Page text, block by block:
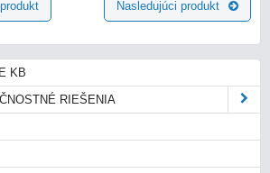
Nasledujúci produkt
KB
RIEŠENIA